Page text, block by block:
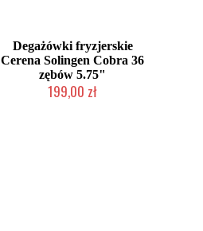
Degażówki fryzjerskie
Cerena Solingen Cobra 36
zębów 5.75"
199,00 zł